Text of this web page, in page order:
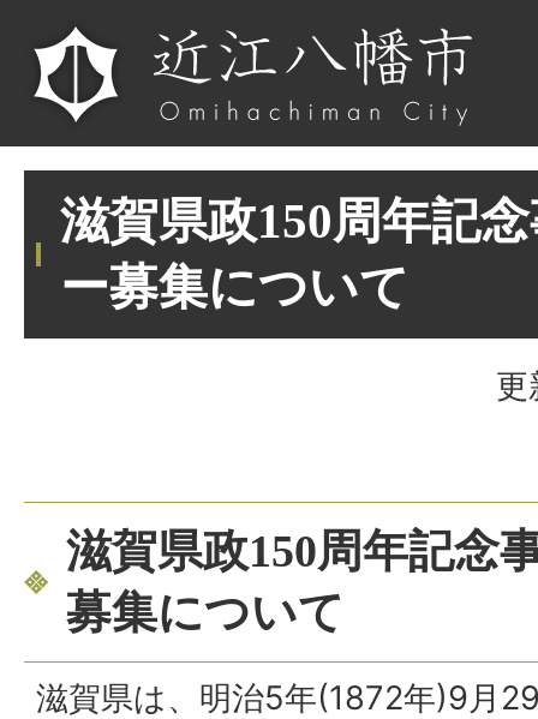
滋賀県政150周年記
ー募集について
更
滋賀県政150周年記念
募集について
滋賀県は、明治5年(1872年)9月